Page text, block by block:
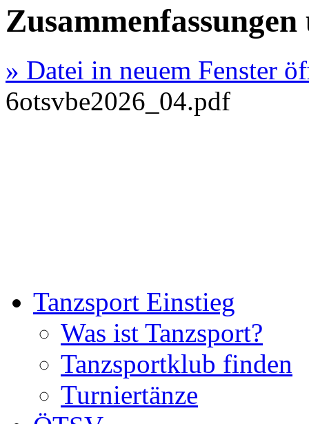
» Datei in neuem Fenster
6otsvbe2026_04.pdf
Tanzsport Einstieg
Was ist Tanzsport?
Tanzsportklub finden
Turniertänze